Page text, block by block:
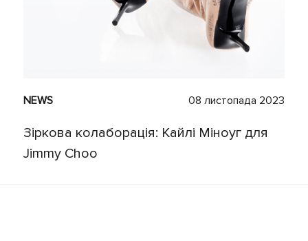
NEWS 08 листопада 2023
Зіркова колаборація: Кайлі Міноуг для
Jimmy Choo